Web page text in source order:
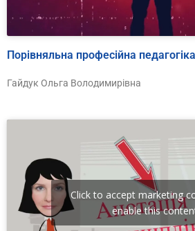
Порівняльна професійна педагогіка
Гайдук Ольга Володимирівна
Click to accept marketing
enable this